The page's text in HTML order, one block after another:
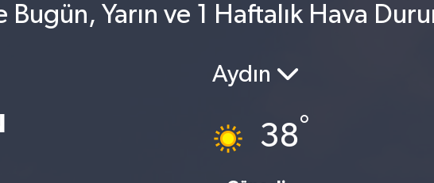
Bugün, Yarın ve 1 Haftalık Hava
Aydın
38°